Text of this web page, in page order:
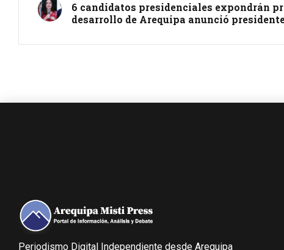
6 candidatos presidenciales expondrán
desarrollo de Arequipa anunció presidente
Periodismo Digital Independiente desde Arequipa